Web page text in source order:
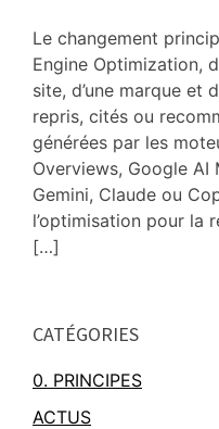
Le changement
Engine Optimization,
site, d’une marque et
repris, cités ou
générées par les
Overviews, Google AI
Gemini, Claude ou
l’optimisation pour la
[…]
Sidebar
CATÉGORIES
0. PRINCIPES
ACTUS